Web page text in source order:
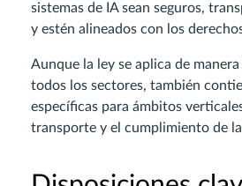
sistemas de IA sean seguros,
y estén alineados con los
Aunque la ley se aplica de
todos los sectores, también
específicas para ámbitos
transporte y el cumplimiento de la